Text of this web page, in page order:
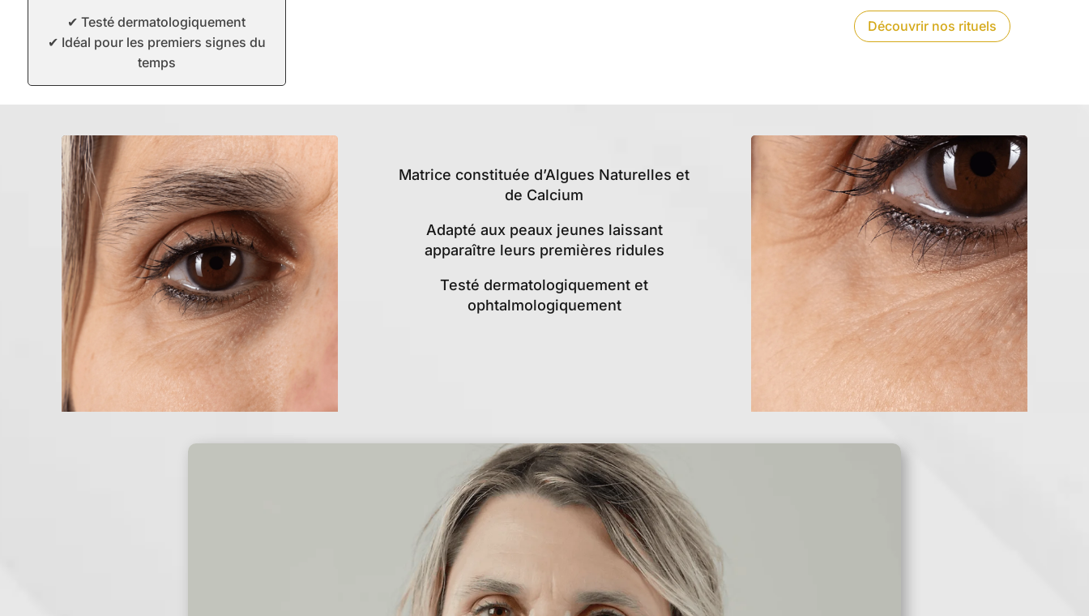
✔ Testé dermatologiquement
✔ Idéal pour les premiers signes du
temps
Découvrir nos rituels
Matrice constituée d’Algues Naturelles et
de Calcium
Adapté aux peaux jeunes laissant
apparaître leurs premières ridules
Testé dermatologiquement et
ophtalmologiquement